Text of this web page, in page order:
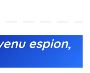
espion,